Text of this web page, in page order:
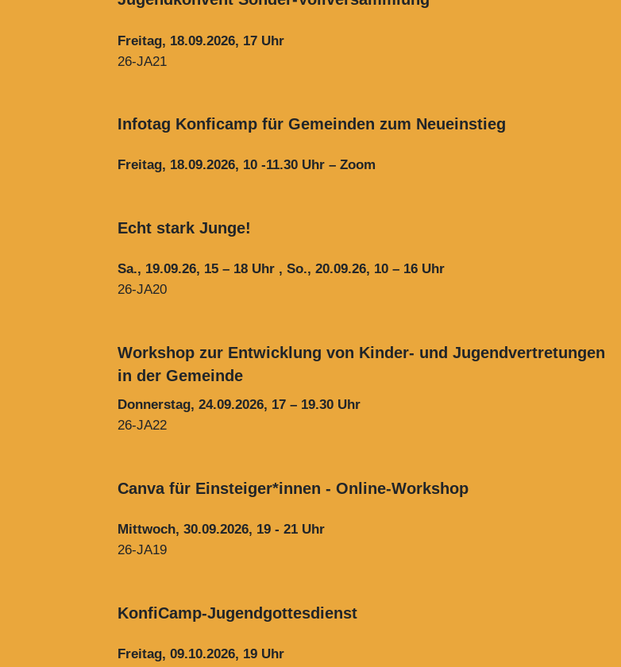
Freitag, 18.09.2026, 17 Uhr
26-JA21
Infotag Konficamp für Gemeinden zum Neueinstieg
Freitag, 18.09.2026, 10 -11.30 Uhr – Zoom
Echt stark Junge!
Sa., 19.09.26, 15 – 18 Uhr , So., 20.09.26, 10 – 16 Uhr
26-JA20
Workshop zur Entwicklung von Kinder- und Jugendvertretungen
in der Gemeinde
Donnerstag, 24.09.2026, 17 – 19.30 Uhr
26-JA22
Canva für Einsteiger*innen - Online-Workshop
Mittwoch, 30.09.2026, 19 - 21 Uhr
26-JA19
KonfiCamp-Jugendgottesdienst
Freitag, 09.10.2026, 19 Uhr